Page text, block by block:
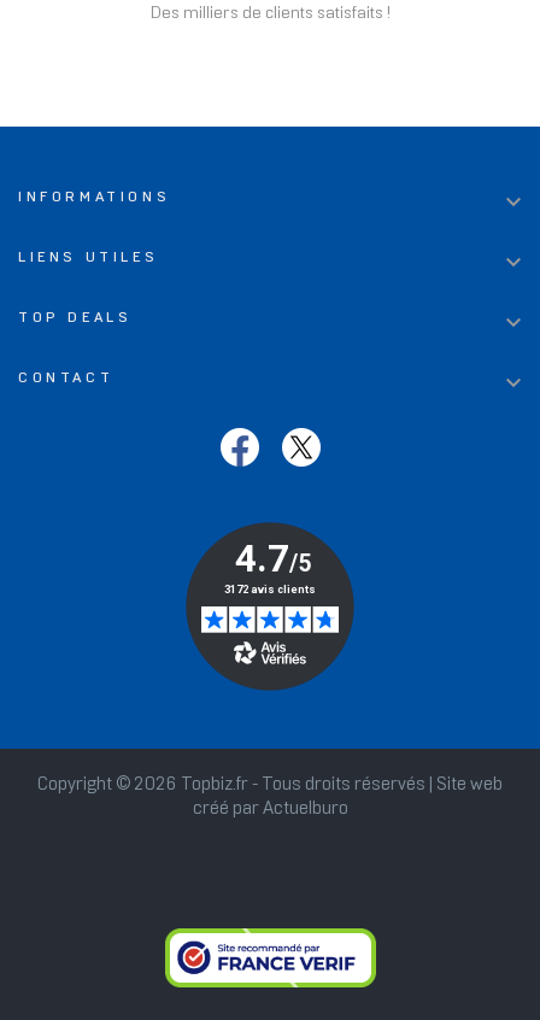
Des milliers de clients satisfaits !
INFORMATIONS 
LIENS UTILES 
TOP DEALS 
CONTACT 
Copyright © 2026 Topbiz.fr - Tous droits réservés | Site web
créé par Actuelburo